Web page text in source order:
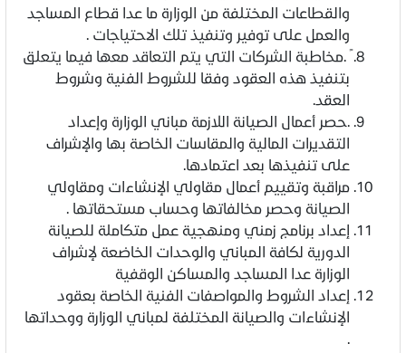
والقطاعات المختلفة من الوزارة ما عدا قطاع المساجد
والعمل على توفير وتنفيذ تلك الاحتياجات .
ً .مخاطبة الشركات التي يتم التعاقد معها فيما يتعلق
بتنفيذ هذه العقود وفقا للشروط الفنية وشروط
العقد.
.حصر أعمال الصيانة اللازمة مباني الوزارة وإعداد
التقديرات المالية والمقاسات الخاصة بها والإشراف
على تنفيذها بعد اعتمادها.
مراقبة وتقييم أعمال مقاولي الإنشاءات ومقاولي
الصيانة وحصر مخالفاتها وحساب مستحقاتها .
إعداد برنامج زمني ومنهجية عمل متكاملة للصيانة
الدورية لكافة المباني والوحدات الخاضعة لإشراف
الوزارة عدا المساجد والمساكن الوقفية
إعداد الشروط والمواصفات الفنية الخاصة بعقود
الإنشاءات والصيانة المختلفة لمباني الوزارة ووحداتها
.